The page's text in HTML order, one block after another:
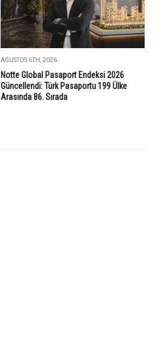
AĞUSTOS 6TH, 2026
Notte Global Pasaport Endeksi 2026
Güncellendi: Türk Pasaportu 199 Ülke
Arasında 86. Sırada